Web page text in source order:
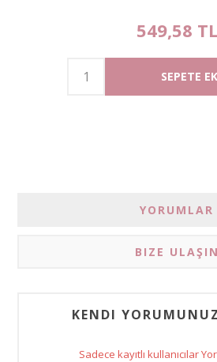
549,58 TL
YORUMLAR
BIZE ULAŞIN
KENDI
Sadece kayıtlı kullanıcılar